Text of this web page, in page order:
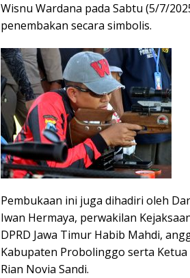
Wisnu Wardana pada Sabtu (5/7/
penembakan secara simbolis.
Pembukaan ini juga dihadiri oleh
Iwan Hermaya, perwakilan
DPRD Jawa Timur Habib Mahdi,
Kabupaten Probolinggo serta
Rian Novia Sandi.